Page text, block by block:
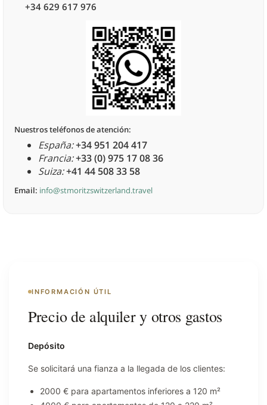
+34 629 617 976
Nuestros teléfonos de atención:
España:+34 951 204 417
Francia:+33 (0) 975 17 08 36
Suiza:+41 44 508 33 58
Email: info@stmoritzswitzerland.travel
INFORMACIÓN ÚTIL
Precio de alquiler y otros gastos
Depósito
Se solicitará una fianza a la llegada de los clientes:
2000 € para apartamentos inferiores a 120 m²